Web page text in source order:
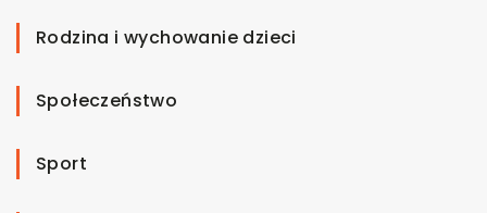
Rodzina i wychowanie dzieci
Społeczeństwo
Sport